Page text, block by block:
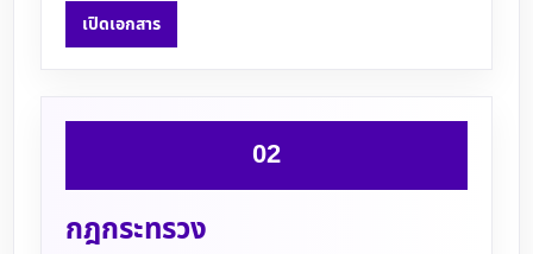
เปิดเอกสาร
02
กฎกระทรวง